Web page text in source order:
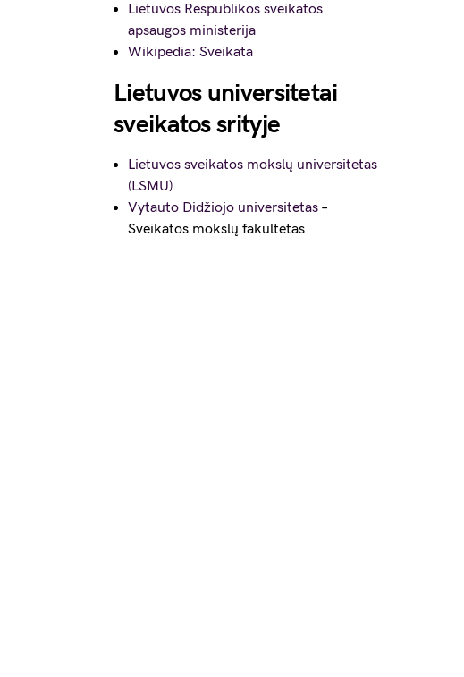
Lietuvos Respublikos sveikatos
apsaugos ministerija
Wikipedia: Sveikata
Lietuvos universitetai
sveikatos srityje
Lietuvos sveikatos mokslų universitetas
(LSMU)
Vytauto Didžiojo universitetas –
Sveikatos mokslų fakultetas